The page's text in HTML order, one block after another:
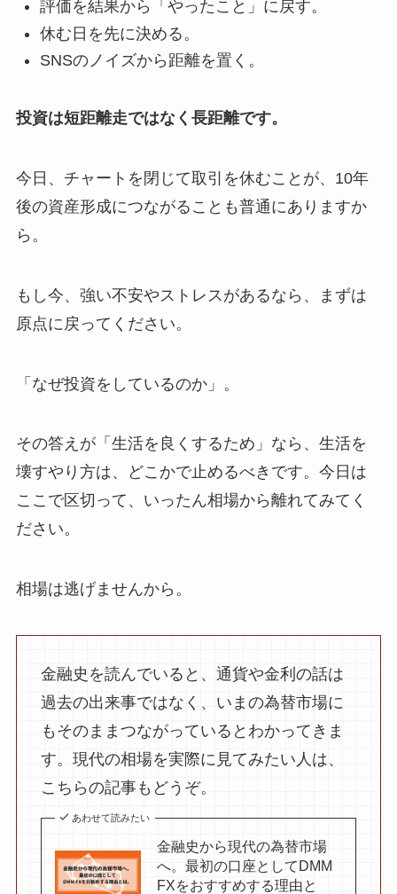
評価を結果から「やったこと」に戻す。
休む日を先に決める。
SNSのノイズから距離を置く。
投資は短距離走ではなく長距離です。
今日、チャートを閉じて取引を休むことが、10年
後の資産形成につながることも普通にありますか
ら。
もし今、強い不安やストレスがあるなら、まずは
原点に戻ってください。
「なぜ投資をしているのか」。
その答えが「生活を良くするため」なら、生活を
壊すやり方は、どこかで止めるべきです。 今日は
ここで区切って、いったん相場から離れてみてく
ださい。
相場は逃げませんから。
金融史を読んでいると、通貨や金利の話は
過去の出来事ではなく、いまの為替市場に
もそのままつながっているとわかってきま
す。現代の相場を実際に見てみたい人は、
こちらの記事もどうぞ。
あわせて読みたい
金融史から現代の為替市場
へ。最初の口座としてDMM
FXをおすすめする理由と